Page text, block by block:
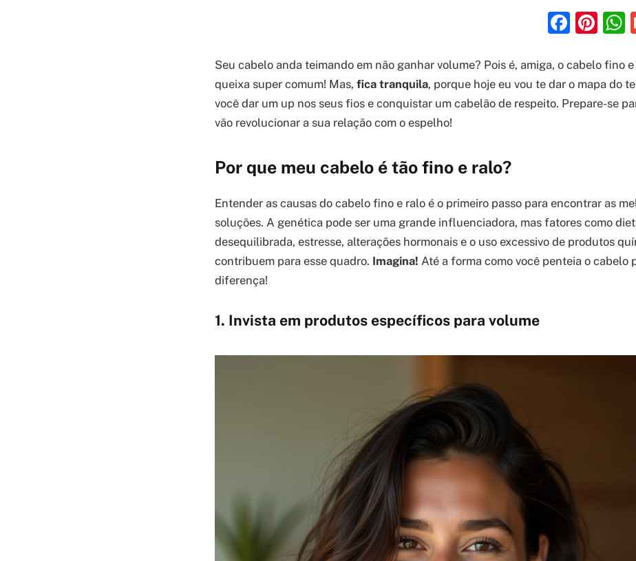
Seu cabelo anda teimando em não ganhar volume? Pois é, amiga, o cabelo fino
queixa super comum! Mas, fica tranquila, porque hoje eu vou te dar o mapa do
você dar um up nos seus fios e conquistar um cabelão de respeito. Prepare-se
vão revolucionar a sua relação com o espelho!
Por que meu cabelo é tão fino e ralo?
Entender as causas do cabelo fino e ralo é o primeiro passo para encontrar as
soluções. A genética pode ser uma grande influenciadora, mas fatores como
desequilibrada, estresse, alterações hormonais e o uso excessivo de produtos
contribuem para esse quadro. Imagina! Até a forma como você penteia o cabelo
diferença!
1. Invista em produtos específicos para volume